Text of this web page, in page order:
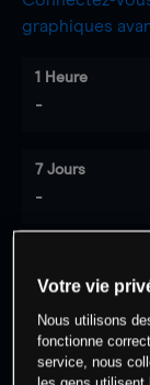
graphiques
1 Heure
-
7 Jours
-
0% des
cet actif
Votre vie
Nous utilisons
fonctionne
service, nous